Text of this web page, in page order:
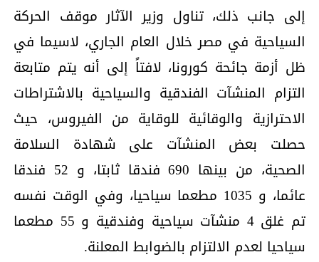
إلى جانب ذلك، تناول وزير الآثار موقف الحركة
السياحية في مصر خلال العام الجاري، لاسيما في
ظل أزمة جائحة كورونا، لافتاً إلى أنه يتم متابعة
التزام المنشآت الفندقية والسياحية بالاشتراطات
الاحترازية والوقائية للوقاية من الفيروس، حيث
حصلت بعض المنشآت على شهادة السلامة
الصحية، من بينها 690 فندقا ثابتا، و 52 فندقا
عائما، و 1035 مطعما سياحيا، وفي الوقت نفسه
تم غلق 4 منشآت سياحية وفندقية و 55 مطعما
سياحيا لعدم الالتزام بالضوابط المعلنة.